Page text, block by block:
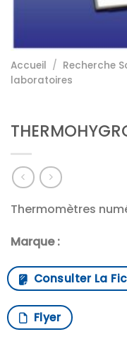
Accueil / Recherche
laboratoires
Thermomètres
Marque :
Consulter La
Flyer